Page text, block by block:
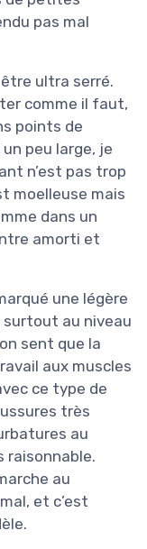
pas mal
ultra serré.
comme il faut,
points de
peu large, je
n’est pas trop
moelleuse mais
dans un
amorti et
une légère
surtout au niveau
sent que la
aux muscles
ce type de
très
au
raisonnable.
au
et c’est